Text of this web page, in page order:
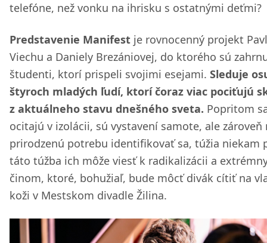
telefóne, než vonku na ihrisku s ostatnými deťmi?
Predstavenie Manifest je rovnocenný projekt
Viechu a Daniely Brezániovej, do ktorého sú
študenti, ktorí prispeli svojimi esejami. Sleduje
štyroch mladých ľudí, ktorí čoraz viac pociťujú
z aktuálneho stavu dnešného sveta. Popritom
ocitajú v izolácii, sú vystavení samote, ale zároveň
prirodzenú potrebu identifikovať sa, túžia niekam
táto túžba ich môže viesť k radikalizácii a
činom, ktoré, bohužiaľ, bude môcť divák cítiť na
koži v Mestskom divadle Žilina.